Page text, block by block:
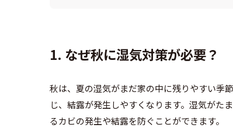
1. なぜ秋に湿気対策が必要？
秋は、夏の湿気がまだ家の中に残りやすい季
じ、結露が発生しやすくなります。湿気がた
るカビの発生や結露を防ぐことができます。